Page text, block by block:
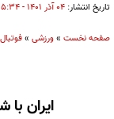
تاریخ انتشار: ۰۴ آذر ۱۴۰۱ - ۱۵:۳۴
صفحه نخست »ورزشی »
ایران